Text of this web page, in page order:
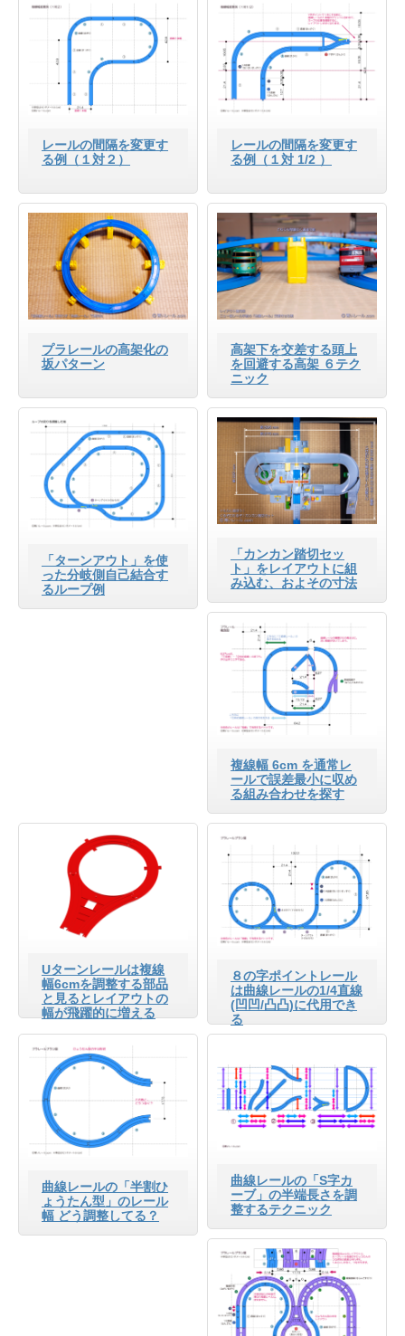
レールの間隔を変更す
る例（１対２）
レールの間隔を変更す
る例（１対 1/2 ）
プラレールの高架化の
坂パターン
高架下を交差する頭上
を回避する高架 ６テク
ニック
「ターンアウト」を使
った分岐側自己結合す
るループ例
「カンカン踏切セッ
ト」をレイアウトに組
み込む、およその寸法
複線幅 6cm を通常レ
ールで誤差最小に収め
る組み合わせを探す
Uターンレールは複線
幅6cmを調整する部品
と見るとレイアウトの
幅が飛躍的に増える
８の字ポイントレール
は曲線レールの1/4直線
(凹凹/凸凸)に代用でき
る
曲線レールの「半割ひ
ょうたん型」のレール
幅 どう調整してる？
曲線レールの「S字カ
ーブ」の半端長さを調
整するテクニック